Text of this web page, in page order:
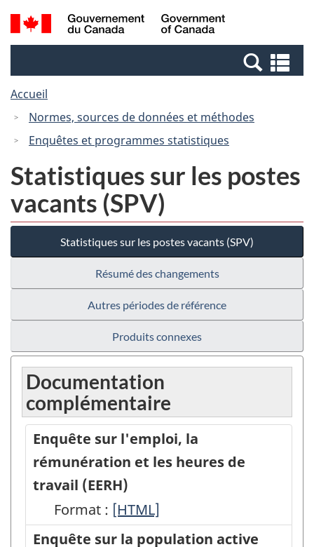
Passer
au
Passer
à
Canada
Recherche
et
et
Accueil
Normes, sources de données et méthodes
Enquêtes et programmes statistiques
Statistiques sur les postes
vacants (SPV)
Statistiques sur les postes vacants (SPV)
Résumé des changements
Autres périodes de référence
Produits connexes
Documentation
complémentaire
Enquête sur l'emploi, la
rémunération et les heures de
travail (EERH)
Format : Enquête
sur
[HTML]
Enquête sur la population active